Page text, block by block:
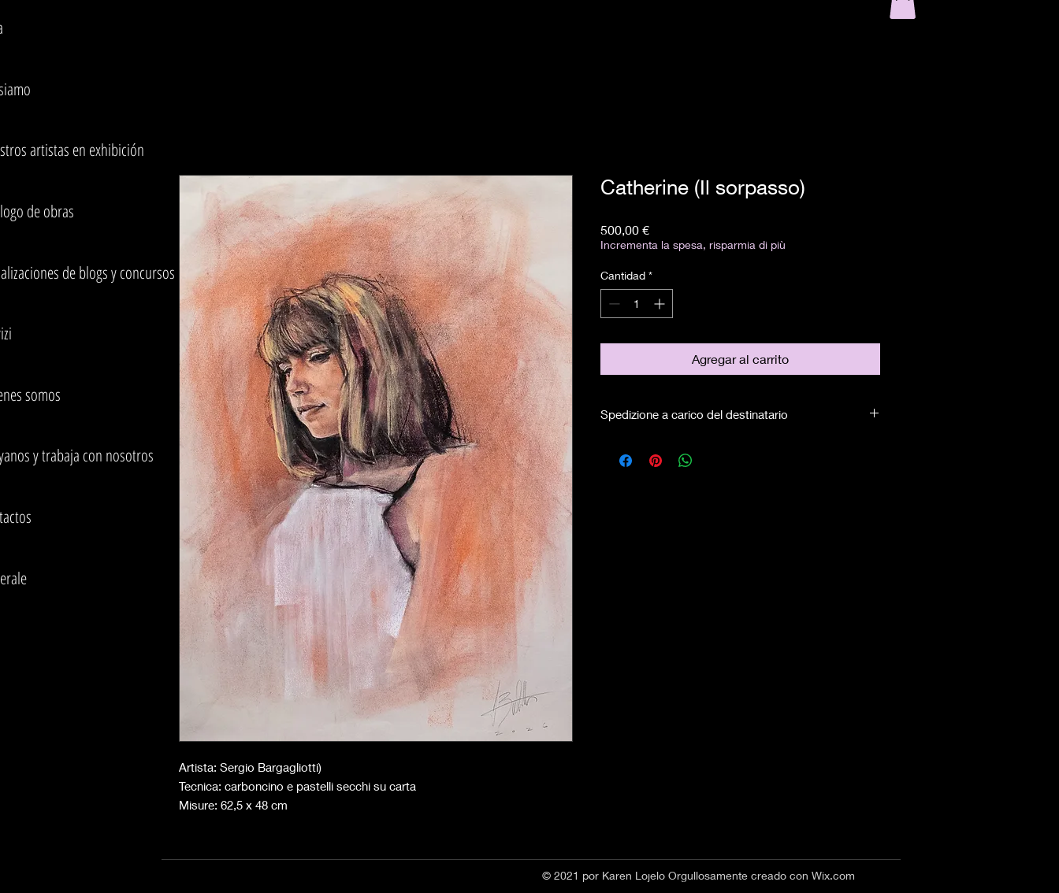
Artista: Sergio Bargagliotti)
Tecnica: carboncino e pastelli secchi su carta
Misure: 62,5 x 48 cm
Catherine (Il sorpasso)
500,00 €Precio
Incrementa la spesa, risparmia di più
Cantidad *
Agregar al carrito
Spedizione a carico del destinatario
artistas en exhibición
de obras
de blogs y concursos
somos
y trabaja con nosotros
© 2021 por Karen Lojelo Orgullosamente creado con Wix.com